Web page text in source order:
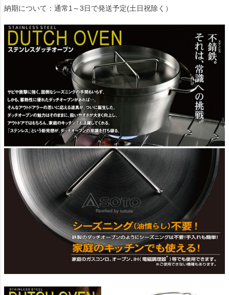
納期について：通常1～3日で発送予定(土日祝除く）